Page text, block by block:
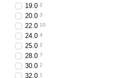
19.0 2
20.0 3
22.0 10
24.0 4
25.0 2
28.0 7
30.0 2
32.0 1